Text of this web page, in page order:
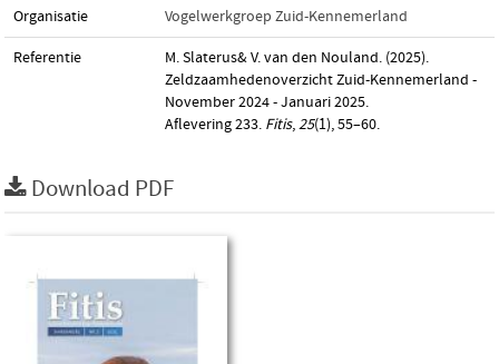
Organisatie Vogelwerkgroep Zuid-Kennemerland
Referentie
M. Slaterus& V. van den Nouland. (2025).
Zeldzaamhedenoverzicht Zuid-Kennemerland -
November 2024 - Januari 2025.
Aflevering 233. Fitis,25(1), 55–60.
Download PDF